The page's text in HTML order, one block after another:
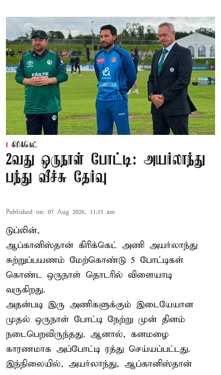
கிரிக்கெட்
2வது ஒருநாள் போட்டி: அயர்லாந்து
பந்து வீச்சு தேர்வு
Published on: 07 Aug 2026, 11:33 am
டுப்லின்,
ஆப்கானிஸ்தான் கிரிக்கெட் அணி அயர்லாந்து
சுற்றுப்பயணம் மேற்கொண்டு 5 போட்டிகள்
கொண்ட ஒருநாள் தொடரில் விளையாடி
வருகிறது.
அதன்படி இரு அணிகளுக்கும் இடையேயான
முதல் ஒருநாள் போட்டி நேற்று முன் தினம்
நடைபெறவிருந்தது. ஆனால், கனமழை
காரணமாக அப்போட்டி ரத்து செய்யப்பட்டது.
இந்நிலையில், அயர்லாந்து, ஆப்கானிஸ்தான்